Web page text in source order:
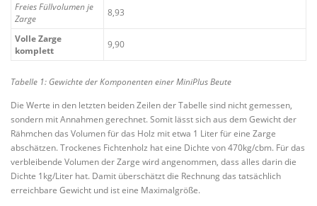
Freies Füllvolumen je
Zarge
8,93
Volle Zarge
komplett
9,90
Tabelle 1: Gewichte der Komponenten einer MiniPlus Beute
Die Werte in den letzten beiden Zeilen der Tabelle sind nicht gemessen,
sondern mit Annahmen gerechnet. Somit lässt sich aus dem Gewicht der
Rähmchen das Volumen für das Holz mit etwa 1 Liter für eine Zarge
abschätzen. Trockenes Fichtenholz hat eine Dichte von 470kg/cbm. Für das
verbleibende Volumen der Zarge wird angenommen, dass alles darin die
Dichte 1kg/Liter hat. Damit überschätzt die Rechnung das tatsächlich
erreichbare Gewicht und ist eine Maximalgröße.